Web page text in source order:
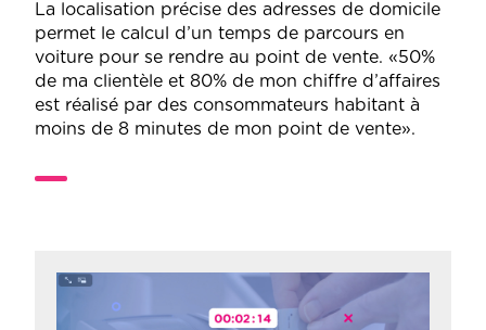
La localisation précise des adresses de domicile
permet le calcul d’un temps de parcours en
voiture pour se rendre au point de vente. «50%
de ma clientèle et 80% de mon chiffre d’affaires
est réalisé par des consommateurs habitant à
moins de 8 minutes de mon point de vente».